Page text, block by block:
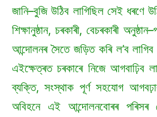
জানি–বুজি উঠিব লাগিছিল সেই ধৰণে
শিক্ষানুষ্ঠান, চৰকাৰী, বেচৰকাৰী
আন্দোলনৰ সৈতে জড়িত কৰি ল’ব
এইক্ষেত্ৰত চৰকাৰে নিজে আগবাঢ়িব
ব্যক্তি, সংস্থাক পূৰ্ণ সহযোগ
অবিহনে এই আন্দোলনবোৰৰ পৰিসৰ